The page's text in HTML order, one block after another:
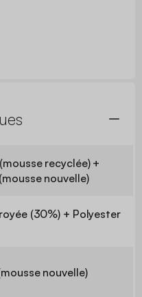
recyclée) +
nouvelle)
(30%) + Polyester
nouvelle)